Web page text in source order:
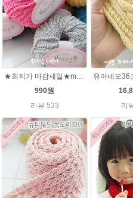
★최저가 마감세일★merry메리/털실/수면뜨개실/뜨개질실/손뜨개실/목도리털실
990원
리뷰 533
리